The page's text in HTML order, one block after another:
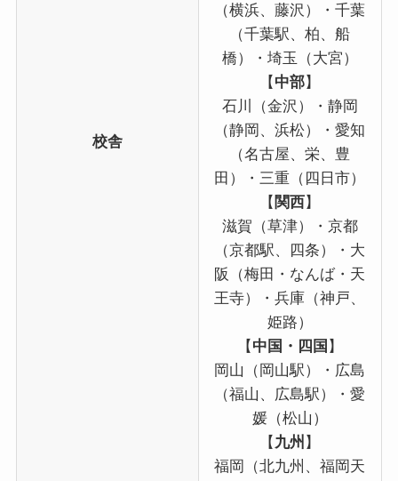
校舎
（横浜、藤沢）・千葉
（千葉駅、柏、船
橋）・埼玉（大宮）
【 中部】
石川（金沢）・静岡
（静岡、浜松）・愛知
（名古屋、栄、豊
田）・三重（四日市）
【 関西 】
滋賀（草津）・京都
（京都駅、四条）・大
阪（梅田・なんば・天
王寺）・兵庫（神戸、
姫路）
【 中国・四国 】
岡山（岡山駅）・広島
（福山、広島駅）・愛
媛（松山）
【 九州 】
福岡（北九州、福岡天